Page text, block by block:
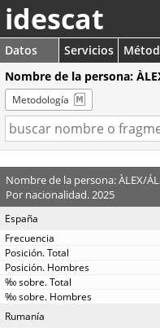
idescat
Datos Servicios
Nombre de la persona:
Metodología
Nombre de la persona: ÀLEX/
Por nacionalidad. 2025
España
Rumanía